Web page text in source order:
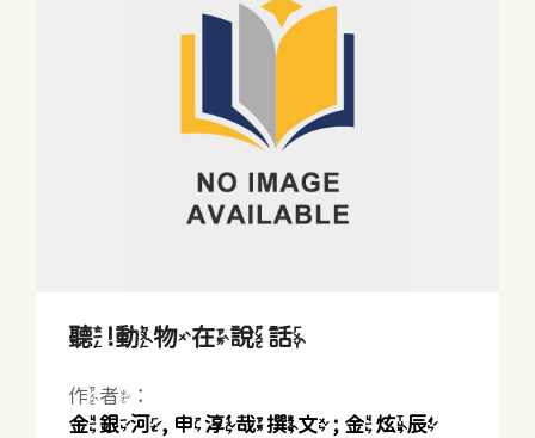
聽!動物在說話
作者：
金銀河, 申淳哉撰文 ; 金炫辰